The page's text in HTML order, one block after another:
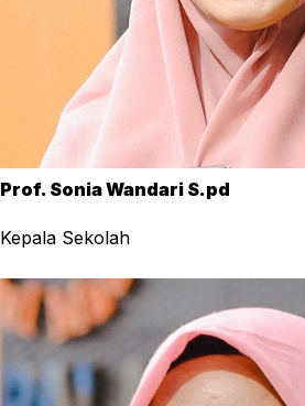
Prof. Sonia Wandari S.pd
Kepala Sekolah